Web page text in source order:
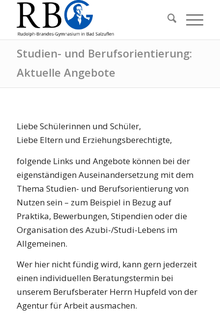
Studien- und Berufsorientierung:
Aktuelle Angebote
Liebe Schülerinnen und Schüler,
Liebe Eltern und Erziehungsberechtigte,
folgende Links und Angebote können bei der
eigenständigen Auseinandersetzung mit dem
Thema Studien- und Berufsorientierung von
Nutzen sein – zum Beispiel in Bezug auf
Praktika, Bewerbungen, Stipendien oder die
Organisation des Azubi-/Studi-Lebens im
Allgemeinen.
Wer hier nicht fündig wird, kann gern jederzeit
einen individuellen Beratungstermin bei
unserem Berufsberater Herrn Hupfeld von der
Agentur für Arbeit ausmachen.